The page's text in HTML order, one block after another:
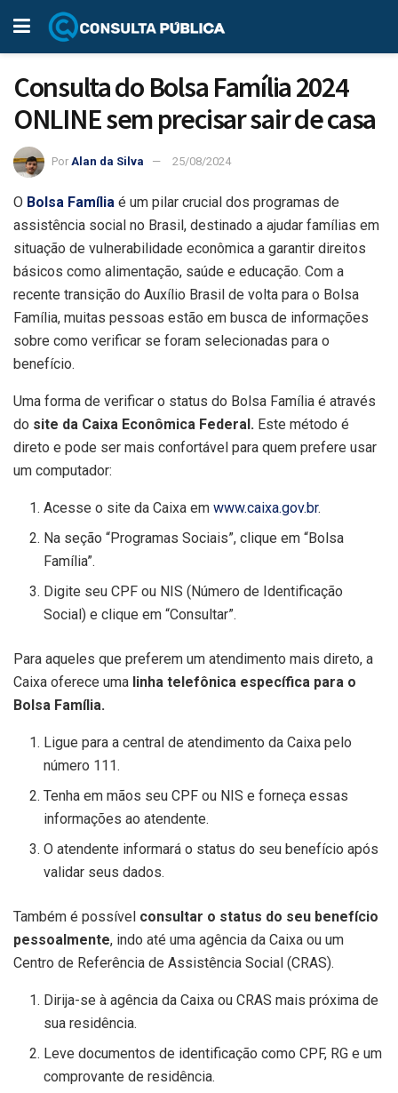
Consulta do Bolsa Família 2024
ONLINE sem precisar sair de casa
Por Alan da Silva 25/08/2024
O Bolsa Família é um pilar crucial dos programas de
assistência social no Brasil, destinado a ajudar famílias em
situação de vulnerabilidade econômica a garantir direitos
básicos como alimentação, saúde e educação. Com a
recente transição do Auxílio Brasil de volta para o Bolsa
Família, muitas pessoas estão em busca de informações
sobre como verificar se foram selecionadas para o
benefício.
Uma forma de verificar o status do Bolsa Família é através
do site da Caixa Econômica Federal. Este método é
direto e pode ser mais confortável para quem prefere usar
um computador:
Acesse o site da Caixa emwww.caixa.gov.br.
Na seção “Programas Sociais”, clique em “Bolsa
Família”.
Digite seu CPF ou NIS (Número de Identificação
Social) e clique em “Consultar”.
Para aqueles que preferem um atendimento mais direto, a
Caixa oferece uma linha telefônica específica para o
Bolsa Família.
Ligue para a central de atendimento da Caixa pelo
número 111.
Tenha em mãos seu CPF ou NIS e forneça essas
informações ao atendente.
O atendente informará o status do seu benefício após
validar seus dados.
Também é possível consultar o status do seu benefício
pessoalmente, indo até uma agência da Caixa ou um
Centro de Referência de Assistência Social (CRAS).
Dirija-se à agência da Caixa ou CRAS mais próxima de
sua residência.
Leve documentos de identificação como CPF, RG e um
comprovante de residência.